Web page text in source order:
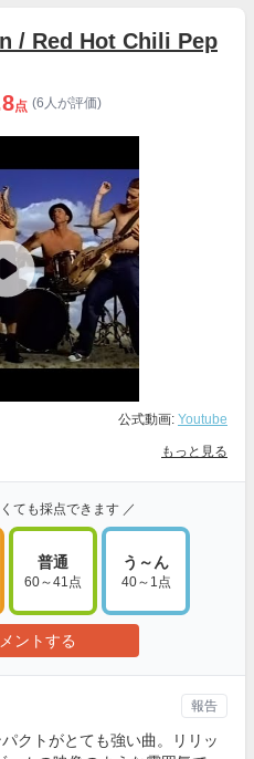
/ Red Hot Chili Pep
点 (6人が評価)
公式動画: Youtube
もっと見る
ても採点できます ／
普通
60～41点
う～ん
40～1点
ントする
クトがとても強い曲。リリッ
報告